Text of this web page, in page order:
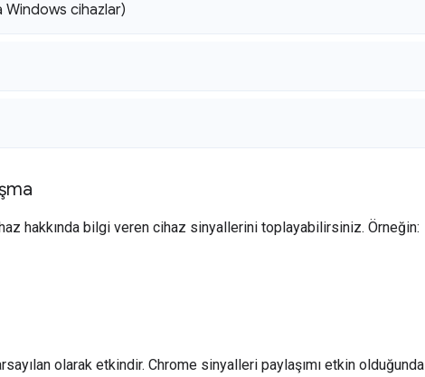
Windows cihazlar)
hakkında bilgi veren cihaz sinyallerini toplayabilirsiniz. Örneğin:
olarak etkindir. Chrome sinyalleri paylaşımı etkin olduğunda